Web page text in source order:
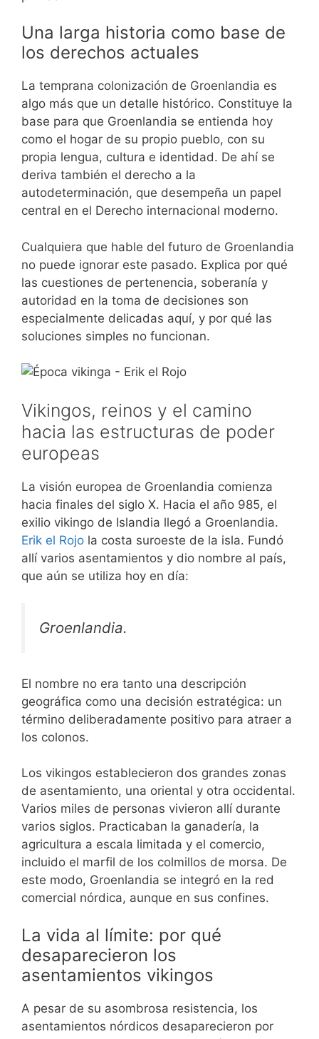
Una larga historia como base de
los derechos actuales
La temprana colonización de Groenlandia es
algo más que un detalle histórico. Constituye la
base para que Groenlandia se entienda hoy
como el hogar de su propio pueblo, con su
propia lengua, cultura e identidad. De ahí se
deriva también el derecho a la
autodeterminación, que desempeña un papel
central en el Derecho internacional moderno.
Cualquiera que hable del futuro de Groenlandia
no puede ignorar este pasado. Explica por qué
las cuestiones de pertenencia, soberanía y
autoridad en la toma de decisiones son
especialmente delicadas aquí, y por qué las
soluciones simples no funcionan.
Vikingos, reinos y el camino
hacia las estructuras de poder
europeas
La visión europea de Groenlandia comienza
hacia finales del siglo X. Hacia el año 985, el
exilio vikingo de Islandia llegó a Groenlandia.
Erik el Rojo la costa suroeste de la isla. Fundó
allí varios asentamientos y dio nombre al país,
que aún se utiliza hoy en día:
Groenlandia.
El nombre no era tanto una descripción
geográfica como una decisión estratégica: un
término deliberadamente positivo para atraer a
los colonos.
Los vikingos establecieron dos grandes zonas
de asentamiento, una oriental y otra occidental.
Varios miles de personas vivieron allí durante
varios siglos. Practicaban la ganadería, la
agricultura a escala limitada y el comercio,
incluido el marfil de los colmillos de morsa. De
este modo, Groenlandia se integró en la red
comercial nórdica, aunque en sus confines.
La vida al límite: por qué
desaparecieron los
asentamientos vikingos
A pesar de su asombrosa resistencia, los
asentamientos nórdicos desaparecieron por